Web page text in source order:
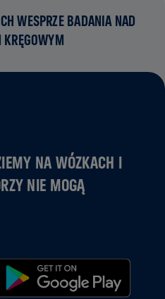
WESPRZE BADANIA NAD
KRĘGOWYM
NA WÓZKACH I
NIE MOGĄ